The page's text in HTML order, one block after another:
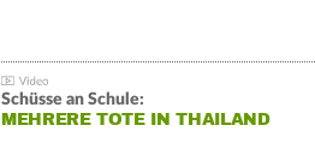
Schüsse an Schule:
MEHRERE TOTE IN THAILAND